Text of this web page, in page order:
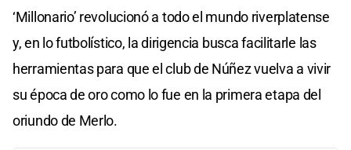
‘Millonario’ revolucionó a todo el mundo riverplatense
y, en lo futbolístico, la dirigencia busca facilitarle las
herramientas para que el club de Núñez vuelva a vivir
su época de oro como lo fue en la primera etapa del
oriundo de Merlo.